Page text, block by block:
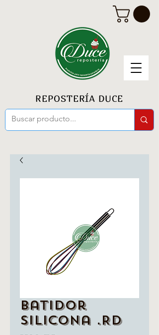
REPOSTERÍA DUCE
Batidor
silicona .RD